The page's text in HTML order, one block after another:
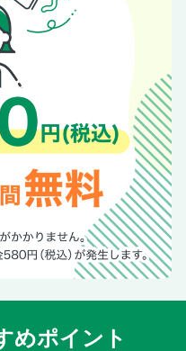
めポイント